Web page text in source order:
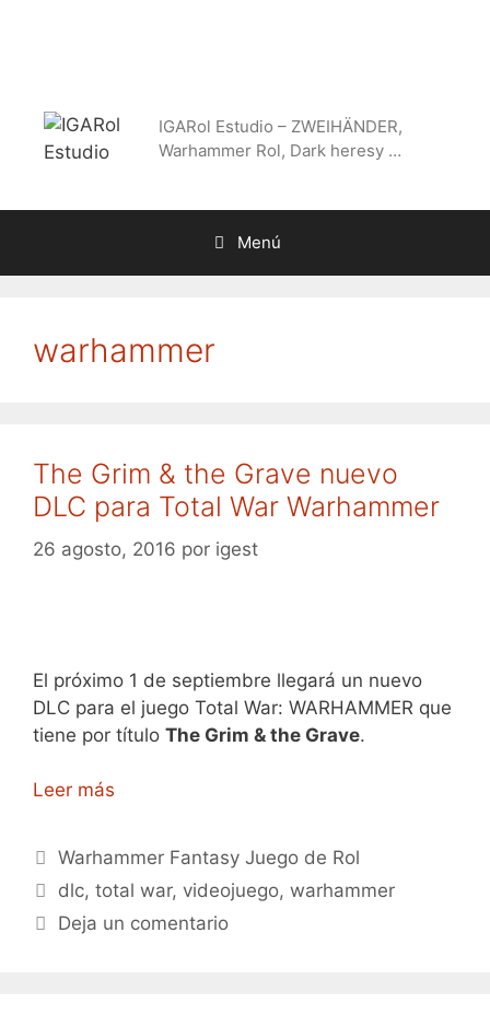
IGARol Estudio – ZWEIHÄNDER,
Warhammer Rol, Dark heresy …
Menú
warhammer
The Grim & the Grave nuevo
DLC para Total War Warhammer
26 agosto, 2016 por igest
El próximo 1 de septiembre llegará un nuevo
DLC para el juego Total War: WARHAMMER que
tiene por título The Grim & the Grave.
Leer más
Categorías
Warhammer Fantasy Juego de Rol
Etiquetas
dlc,total war, videojuego,warhammer
Deja un comentario